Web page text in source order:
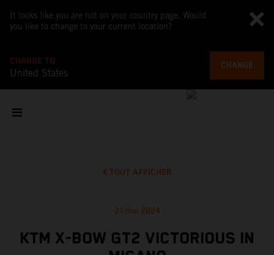
It looks like you are not on your country page. Would
you like to change to your current location?
CHANGE TO
United States
CHANGE
TOUT AFFICHER
21 mai 2024
KTM X-BOW GT2 VICTORIOUS IN